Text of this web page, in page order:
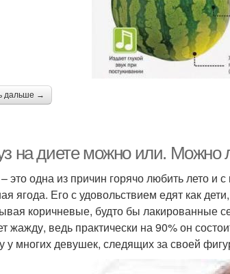
дальше →
на диете можно или. Можно
это одна из причин горячо любить лето и
ягода. Его с удовольствием едят как
коричневые, будто бы лакированные
жажду, ведь практически на 90% он
у многих девушек, следящих за своей